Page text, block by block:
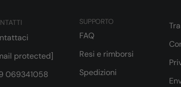
protected]
069341058
SUPPORTO
FAQ
Resi e rimborsi
Spedizioni